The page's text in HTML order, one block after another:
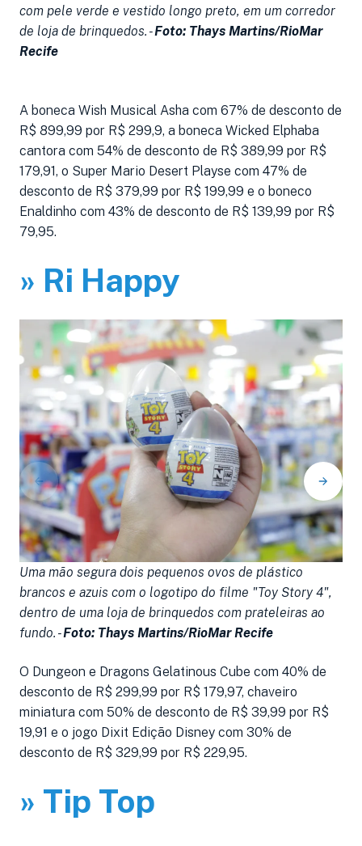
com pele verde e vestido longo preto, em um corredor
de loja de brinquedos. -Foto: Thays Martins/RioMar
Recife
A boneca Wish Musical Asha com 67% de desconto de
R$ 899,99 por R$ 299,9, a boneca Wicked Elphaba
cantora com 54% de desconto de R$ 389,99 por R$
179,91, o Super Mario Desert Playse com 47% de
desconto de R$ 379,99 por R$ 199,99 e o boneco
Enaldinho com 43% de desconto de R$ 139,99 por R$
79,95.
» Ri Happy
Uma mão segura dois pequenos ovos de plástico
brancos e azuis com o logotipo do filme "Toy Story 4",
dentro de uma loja de brinquedos com prateleiras ao
fundo. -Foto: Thays Martins/RioMar Recife
O Dungeon e Dragons Gelatinous Cube com 40% de
desconto de R$ 299,99 por R$ 179,97, chaveiro
miniatura com 50% de desconto de R$ 39,99 por R$
19,91 e o jogo Dixit Edição Disney com 30% de
desconto de R$ 329,99 por R$ 229,95.
» Tip Top